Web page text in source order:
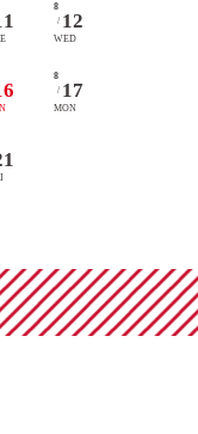
8
/ 12
WED
8
/ 17
MON